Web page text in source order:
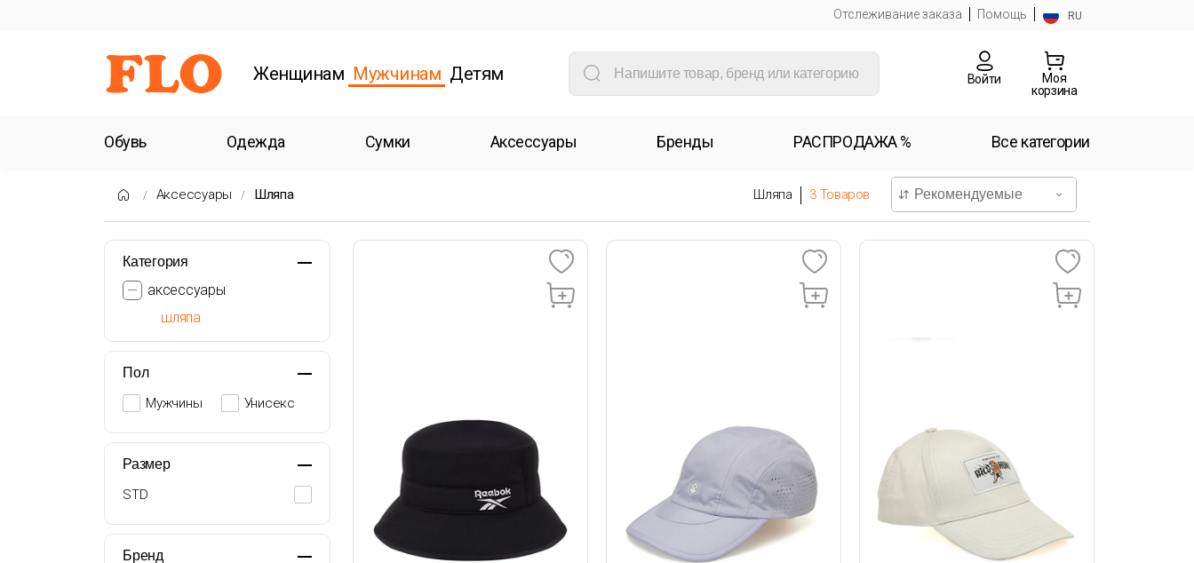
Отслеживание заказа Помощь RU
Женщинам Мужчинам Детям Войти
Моя
корзина
Обувь Одежда Сумки Аксессуары Бренды РАСПРОДАЖА % Все категории
Аксессуары Шляпа Шляпа 3 Товаров
Категория
аксессуары
шляпа
Пол
Мужчины Унисекс
Размер
STD
Бренд